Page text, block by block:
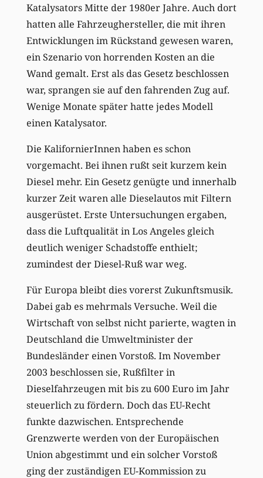
Katalysators Mitte der 1980er Jahre. Auch dort
hatten alle Fahrzeughersteller, die mit ihren
Entwicklungen im Rückstand gewesen waren,
ein Szenario von horrenden Kosten an die
Wand gemalt. Erst als das Gesetz beschlossen
war, sprangen sie auf den fahrenden Zug auf.
Wenige Monate später hatte jedes Modell
einen Katalysator.
Die KalifornierInnen haben es schon
vorgemacht. Bei ihnen rußt seit kurzem kein
Diesel mehr. Ein Gesetz genügte und innerhalb
kurzer Zeit waren alle Dieselautos mit Filtern
ausgerüstet. Erste Untersuchungen ergaben,
dass die Luftqualität in Los Angeles gleich
deutlich weniger Schadstoffe enthielt;
zumindest der Diesel-Ruß war weg.
Für Europa bleibt dies vorerst Zukunftsmusik.
Dabei gab es mehrmals Versuche. Weil die
Wirtschaft von selbst nicht parierte, wagten in
Deutschland die Umweltminister der
Bundesländer einen Vorstoß. Im November
2003 beschlossen sie, Rußfilter in
Dieselfahrzeugen mit bis zu 600 Euro im Jahr
steuerlich zu fördern. Doch das EU-Recht
funkte dazwischen. Entsprechende
Grenzwerte werden von der Europäischen
Union abgestimmt und ein solcher Vorstoß
ging der zuständigen EU-Kommission zu